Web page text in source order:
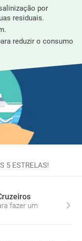
por
residuais.
reduzir o consumo
5 ESTRELAS!
fazer um